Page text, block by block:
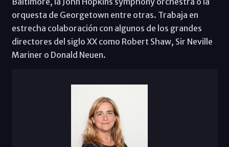
orquesta de Georgetown entre otras. Trabaja en
estrecha colaboración con algunos de los grandes
directores del siglo XX como Robert Shaw, Sir Neville
Mariner o Donald Neuen.